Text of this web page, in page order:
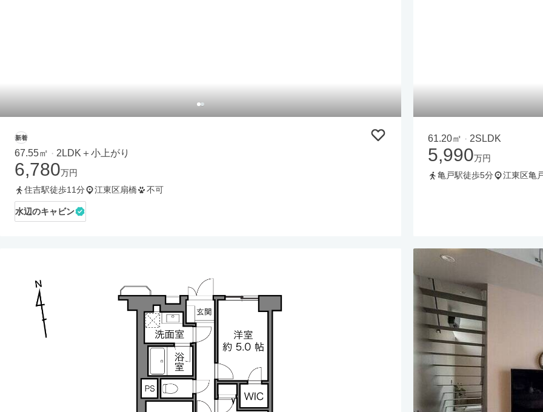
新着
67.55㎡ ・ 2LDK＋小上がり
6,780万円
住吉駅徒歩11分
江東区扇橋 不可
水辺のキャビン
61.20㎡ ・ 2SLDK
5,990万円
亀戸駅徒歩5分
江東区亀